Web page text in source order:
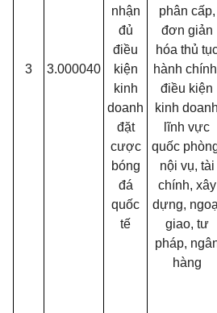
3 3.000040
nhận
đủ
điều
kiện
kinh
doanh
đặt
cược
bóng
đá
quốc
tế
phân cấp,
đơn giản
hóa thủ
hành
điều kiện
kinh doanh
lĩnh vực
quốc
nội vụ, tài
chính, xây
dựng,
giao, tư
pháp,
hàng